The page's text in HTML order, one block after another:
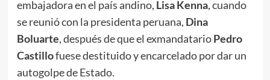
embajadora en el país andino, Lisa Kenna, cuando
se reunió con la presidenta peruana, Dina
Boluarte, después de que el exmandatarioPedro
Castillofuese destituido y encarcelado por dar un
autogolpe de Estado.